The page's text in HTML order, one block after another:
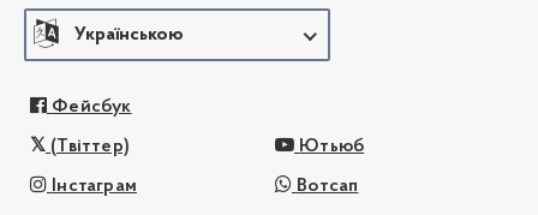
Українською
Фейсбук
(Твіттер) Ютьюб
Інстаграм Вотсап